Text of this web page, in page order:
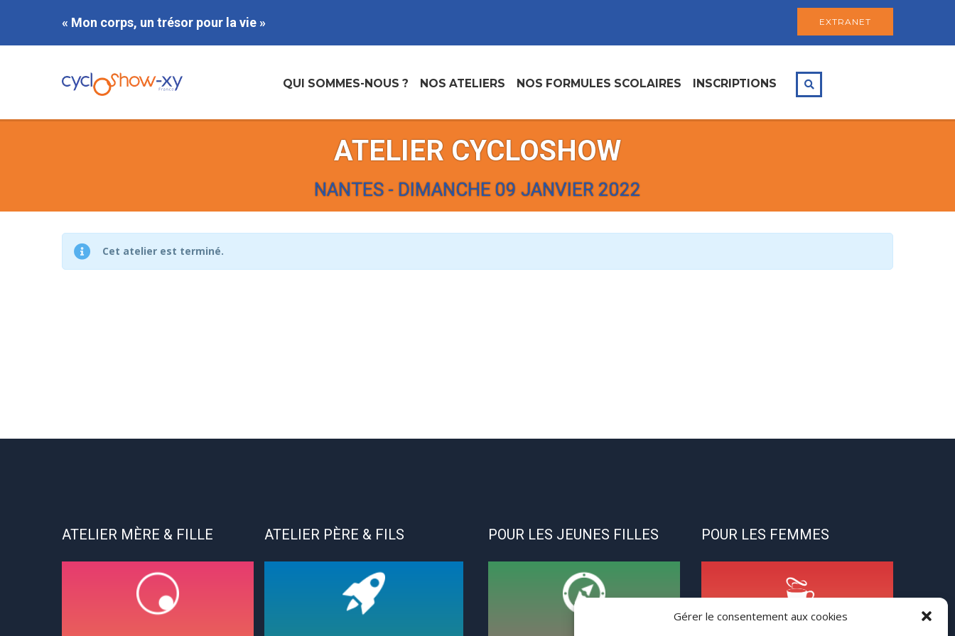
Gérer le consentement aux cookies
« Mon corps, un trésor pour la vie » EXTRANET
QUI SOMMES-NOUS ? NOS ATELIERS NOS FORMULES SCOLAIRES INSCRIPTIONS
ATELIER CYCLOSHOW
NANTES - DIMANCHE 09 JANVIER 2022
Cet atelier est terminé.
ATELIER MÈRE & FILLE ATELIER PÈRE & FILS POUR LES JEUNES FILLES POUR LES FEMMES